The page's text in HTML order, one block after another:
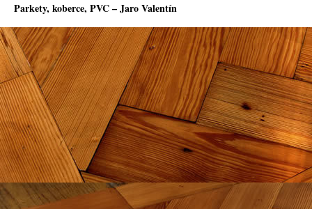
Parkety, koberce, PVC – Jaro Valentín